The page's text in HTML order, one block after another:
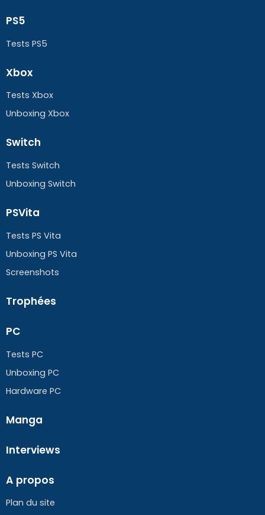
PS5
Tests PS5
Xbox
Tests Xbox
Unboxing Xbox
Switch
Tests Switch
Unboxing Switch
PSVita
Tests PS Vita
Unboxing PS Vita
Screenshots
Trophées
PC
Tests PC
Unboxing PC
Hardware PC
Manga
Interviews
A propos
Plan du site